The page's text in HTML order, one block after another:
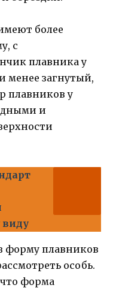
более
с
плавника у
менее загнутый,
плавников у
и
форму плавников
особь.
форма